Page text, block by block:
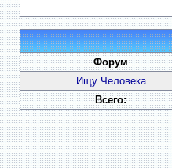
Форум
Ищу Человека
Всего: